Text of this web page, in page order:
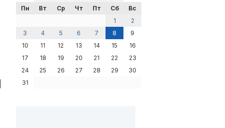
Пн
Вт Ср Чт Пт Сб
Вс
1
2
3
4 5 6 7 8
9
10
11 12 13 14 15
16
17
18 19 20 21 22
23
24
25 26 27 28 29
30
31